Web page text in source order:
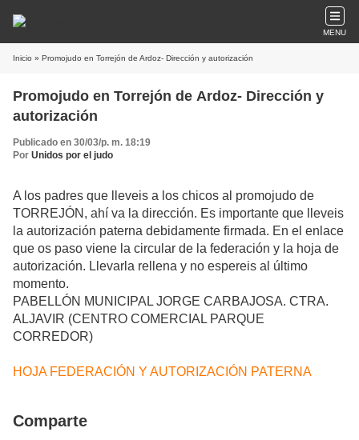
MENU
Inicio » Promojudo en Torrejón de Ardoz- Dirección y autorización
Promojudo en Torrejón de Ardoz- Dirección y
autorización
Publicado en 30/03/p. m. 18:19
Por Unidos por el judo
A los padres que lleveis a los chicos al promojudo de
TORREJÓN, ahí va la dirección. Es importante que lleveis
la autorización paterna debidamente firmada. En el enlace
que os paso viene la circular de la federación y la hoja de
autorización. Llevarla rellena y no espereis al último
momento.
PABELLÓN MUNICIPAL JORGE CARBAJOSA. CTRA.
ALJAVIR (CENTRO COMERCIAL PARQUE
CORREDOR)
HOJA FEDERACIÓN Y AUTORIZACIÓN PATERNA
Comparte